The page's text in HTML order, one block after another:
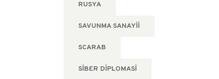
RUSYA
SAVUNMA SANAYII
SCARAB
SIBER DIPLOMASI